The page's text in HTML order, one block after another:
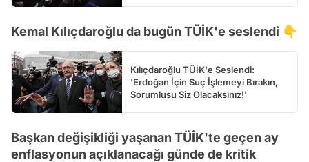
Kemal Kılıçdaroğlu da bugün TÜİK'e seslendi 👇
Kılıçdaroğlu TÜİK'e Seslendi:
'Erdoğan İçin Suç İşlemeyi Bırakın,
Sorumlusu Siz Olacaksınız!'
Başkan değişikliği yaşanan TÜİK'te geçen ay
enflasyonun açıklanacağı günde de kritik